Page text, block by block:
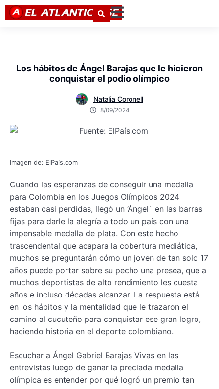
Los hábitos de Ángel Barajas que le hicieron
conquistar el podio olímpico
Natalia Coronell
8/09/2024
Imagen de: ElPaís.com
Cuando las esperanzas de conseguir una medalla
para Colombia en los Juegos Olímpicos 2024
estaban casi perdidas, llegó un ‘Ángel´ en las barras
fijas para darle la alegría a todo un país con una
impensable medalla de plata. Con este hecho
trascendental que acapara la cobertura mediática,
muchos se preguntarán cómo un joven de tan solo 17
años puede portar sobre su pecho una presea, que a
muchos deportistas de alto rendimiento les cuesta
años e incluso décadas alcanzar. La respuesta está
en los hábitos y la mentalidad que le trazaron el
camino al cucuteño para conquistar ese gran logro,
haciendo historia en el deporte colombiano.
Escuchar a Ángel Gabriel Barajas Vivas en las
entrevistas luego de ganar la preciada medalla
olímpica es entender por qué logró un premio tan